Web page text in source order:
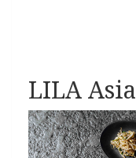
LILA Asia